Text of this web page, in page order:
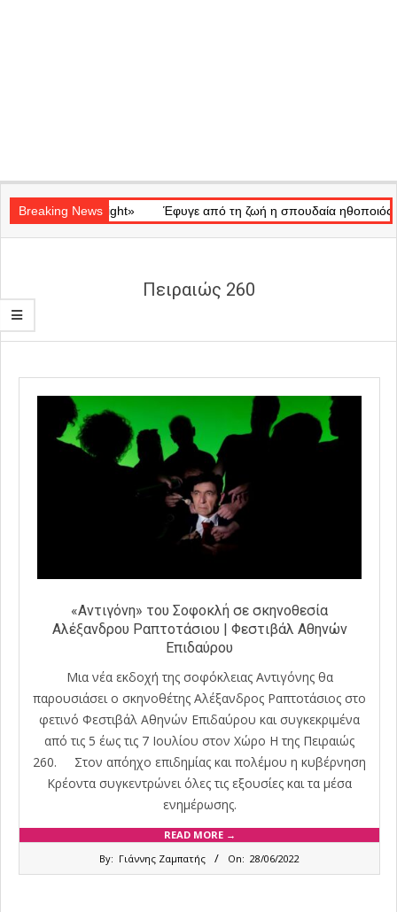
Navigation
Menu
Breaking News
«Ray of Light» Έφυγε από τη ζωή η σπουδαία ηθοποιός Μάρω
Πειραιώς 260
«Αντιγόνη» του Σοφοκλή σε σκηνοθεσία
Αλέξανδρου Ραπτοτάσιου | Φεστιβάλ Αθηνών
Επιδαύρου
Μια νέα εκδοχή της σοφόκλειας Αντιγόνης θα
παρουσιάσει ο σκηνοθέτης Αλέξανδρος Ραπτοτάσιος στο
φετινό Φεστιβάλ Αθηνών Επιδαύρου και συγκεκριμένα
από τις 5 έως τις 7 Ιουλίου στον Χώρο Η της Πειραιώς
260. Στον απόηχο επιδημίας και πολέμου η κυβέρνηση
Κρέοντα συγκεντρώνει όλες τις εξουσίες και τα μέσα
ενημέρωσης.
READ MORE →
By: Γιάννης Ζαμπατής On: 28/06/2022